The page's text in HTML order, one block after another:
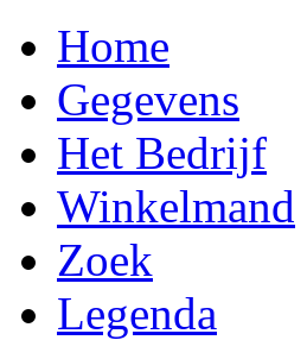
Home
Gegevens
Het Bedrijf
Winkelmand
Zoek
Legenda